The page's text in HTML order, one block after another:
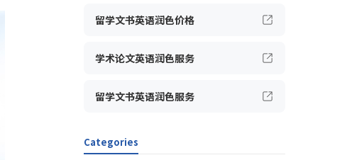
留学文书英语润色价格
学术论文英语润色服务
留学文书英语润色服务
Categories